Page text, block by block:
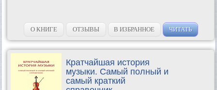
О КНИГЕ ОТЗЫВЫ В ИЗБРАННОЕ ЧИТАТЬ
Кратчайшая история
музыки. Самый полный и
самый краткий